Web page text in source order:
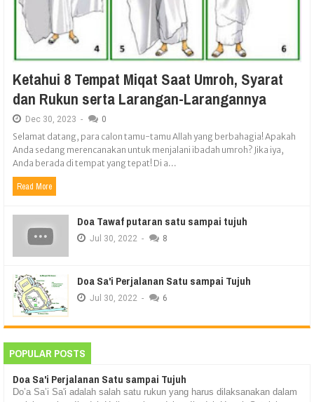
Ketahui 8 Tempat Miqat Saat Umroh, Syarat
dan Rukun serta Larangan-Larangannya
Dec 30, 2023 - 0
Selamat datang, para calon tamu-tamu Allah yang berbahagia! Apakah
Anda sedang merencanakan untuk menjalani ibadah umroh? Jika iya,
Anda berada di tempat yang tepat! Di a...
Read More
Doa Tawaf putaran satu sampai tujuh
Jul 30, 2022 - 8
Doa Sa'i Perjalanan Satu sampai Tujuh
Jul 30, 2022 - 6
POPULAR POSTS
Doa Sa'i Perjalanan Satu sampai Tujuh
Do’a Sa’i Sa'i adalah salah satu rukun yang harus dilaksanakan dalam